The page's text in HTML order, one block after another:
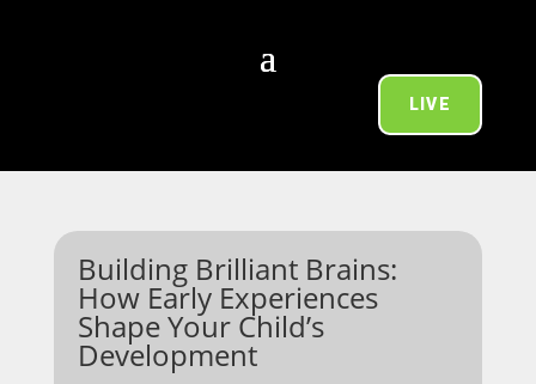
LIVE
Building Brilliant Brains:
How Early Experiences
Shape Your Child’s
Development